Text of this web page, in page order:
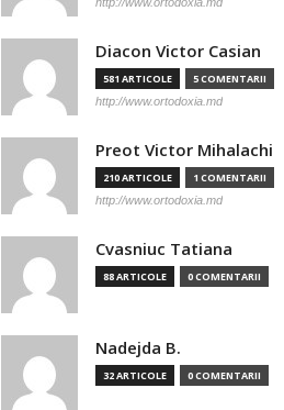
http://www.ortodoxia.md
Diacon Victor Casian
581 ARTICOLE 5 COMENTARII
http://www.ortodoxia.md
Preot Victor Mihalachi
210 ARTICOLE 1 COMENTARII
http://www.ortodoxia.md
Cvasniuc Tatiana
88 ARTICOLE 0 COMENTARII
Nadejda B.
32 ARTICOLE 0 COMENTARII